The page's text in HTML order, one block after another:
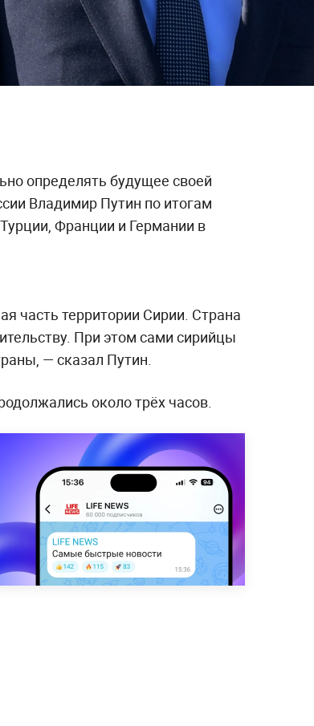
определять будущее своей
Владимир Путин по итогам
Франции и Германии в
часть территории Сирии. Страна
При этом сами сирийцы
— сказал Путин.
около трёх часов.